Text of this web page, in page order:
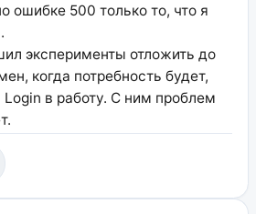
ошибке 500 только то, что я
эксперименты отложить до
когда потребность будет,
Login в работу. С ним проблем